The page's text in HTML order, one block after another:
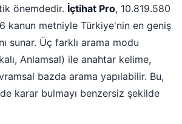
önemdedir. İçtihat Pro, 10.819.580
kanun metniyle Türkiye'nin en geniş
sunar. Üç farklı arama modu
Anlamsal) ile anahtar kelime,
bazda arama yapılabilir. Bu,
karar bulmayı benzersiz şekilde